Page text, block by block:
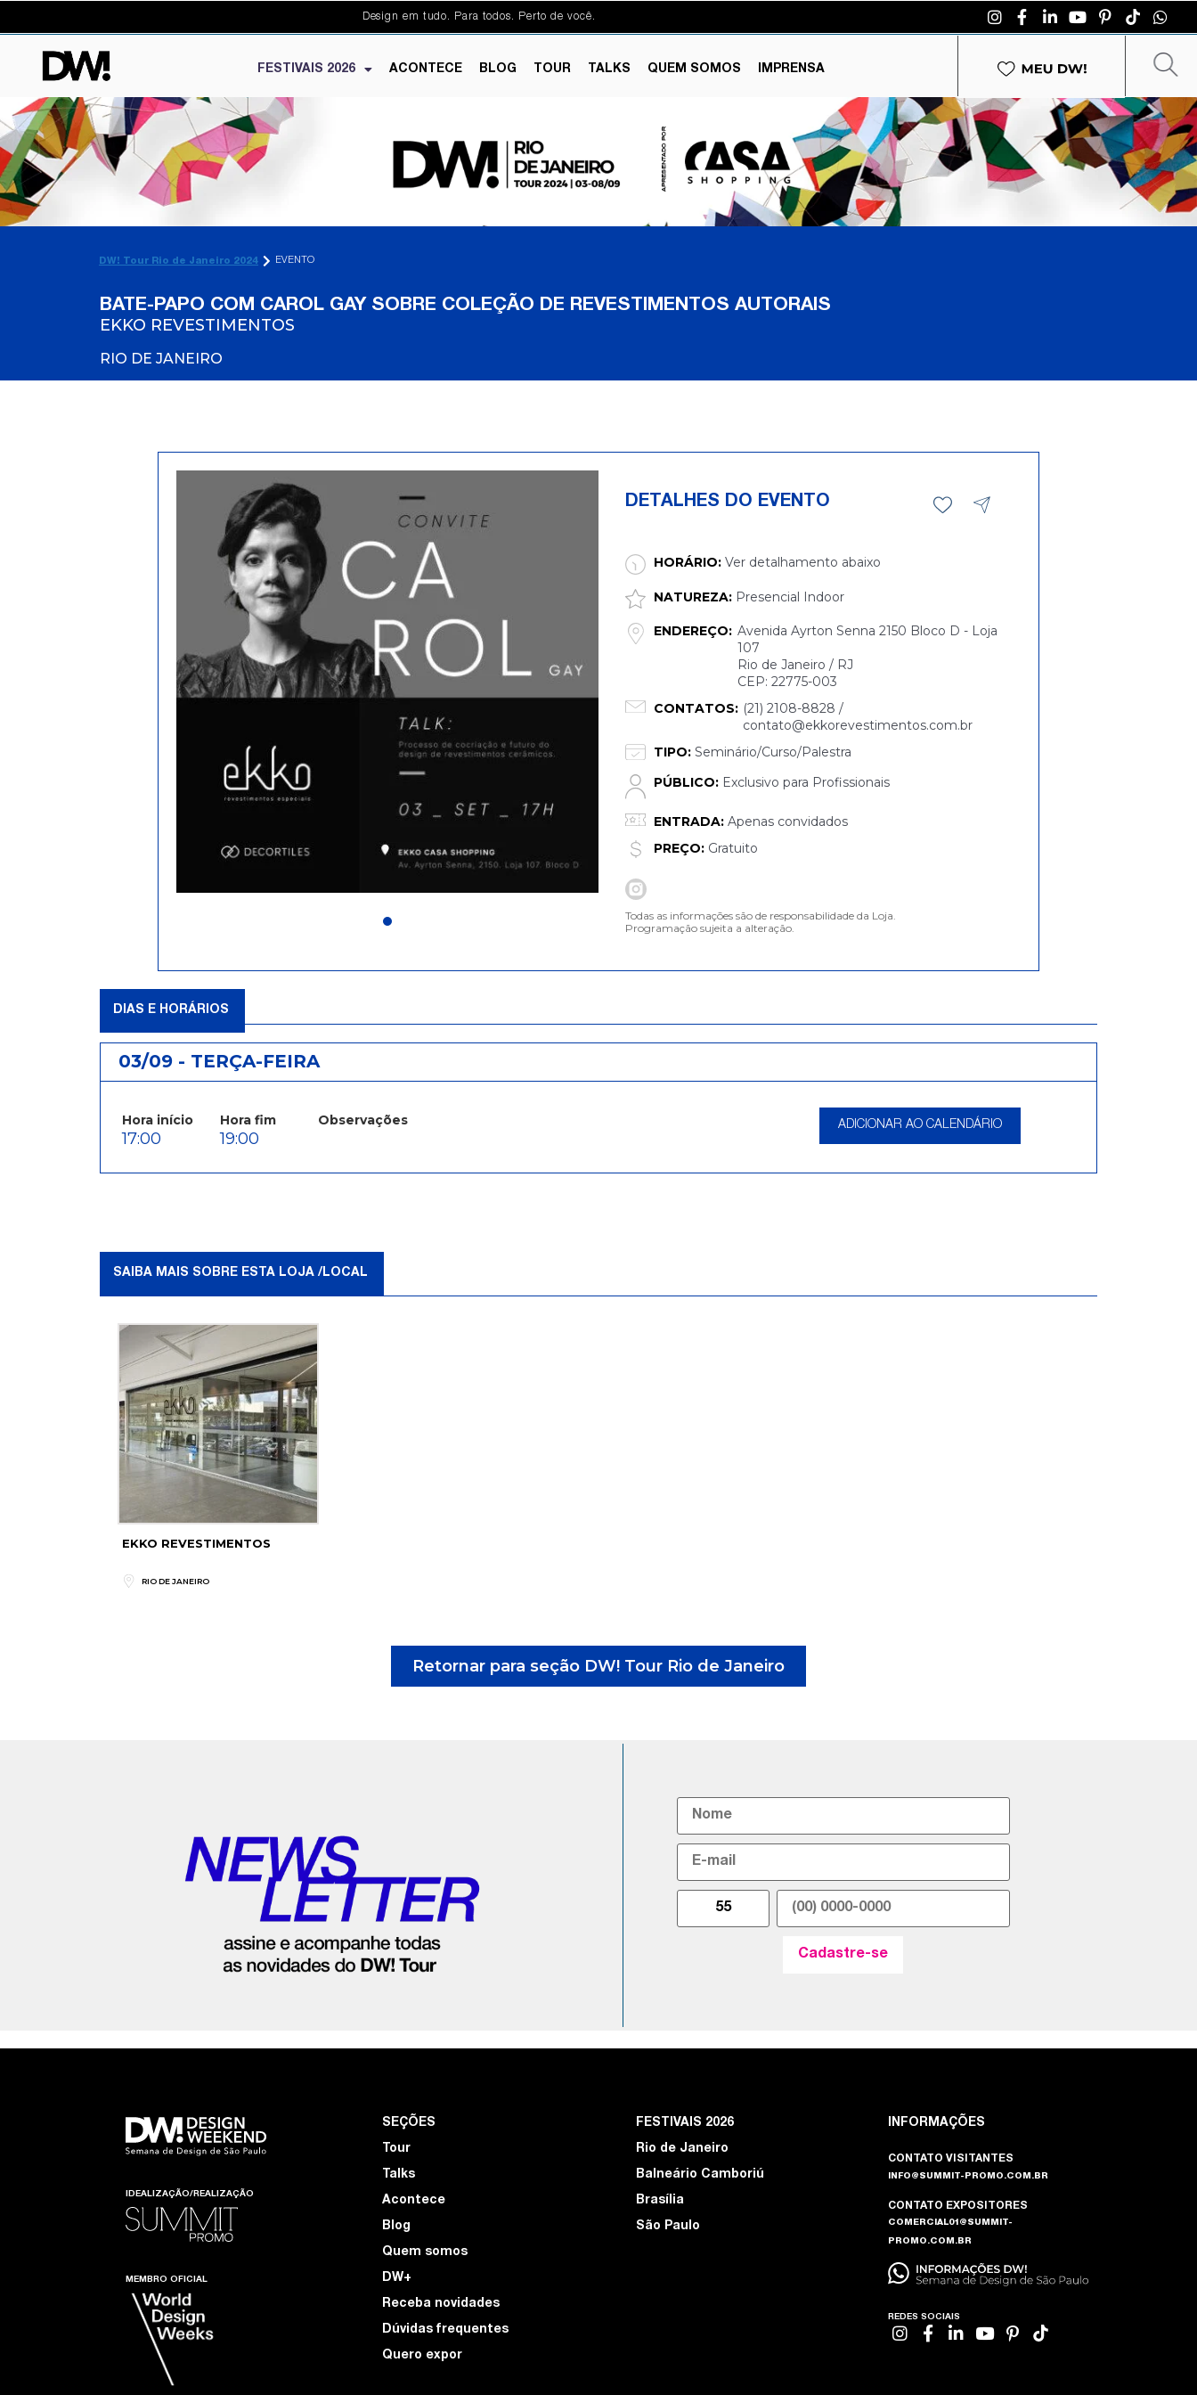
Design em tudo. Para todos. Perto de você.
FESTIVAIS 2026 ACONTECE BLOG TOUR TALKS QUEM SOMOS IMPRENSA
DW! Tour Rio de Janeiro 2024 EVENTO
BATE-PAPO COM CAROL GAY SOBRE COLEÇÃO DE REVESTIMENTOS AUTORAIS
EKKO REVESTIMENTOS
RIO DE JANEIRO
DETALHES DO EVENTO
HORÁRIO: Ver detalhamento abaixo
NATUREZA: Presencial Indoor
ENDEREÇO: Avenida Ayrton Senna 2150 Bloco D - Loja
107
Rio de Janeiro / RJ
CEP: 22775-003
CONTATOS: (21) 2108-8828 /
contato@ekkorevestimentos.com.br
TIPO: Seminário/Curso/Palestra
PÚBLICO: Exclusivo para Profissionais
ENTRADA: Apenas convidados
PREÇO: Gratuito
Todas as informações são de responsabilidade da Loja.
Programação sujeita a alteração.
DIAS E HORÁRIOS
03/09 - TERÇA-FEIRA
Hora início Hora fim Observações
17:00 19:00
ADICIONAR AO CALENDÁRIO
SAIBA MAIS SOBRE ESTA LOJA /LOCAL
EKKO REVESTIMENTOS
RIO DE JANEIRO
Retornar para seção DW! Tour Rio de Janeiro
IDEALIZAÇÃO/REALIZAÇÃO
MEMBRO OFICIAL
SEÇÕES
Tour
Talks
Acontece
Blog
Quem somos
DW+
Receba novidades
Dúvidas frequentes
Quero expor
FESTIVAIS 2026
Rio de Janeiro
Balneário Camboriú
Brasília
São Paulo
INFORMAÇÕES
CONTATO VISITANTES
INFO@SUMMIT-PROMO.COM.BR
CONTATO EXPOSITORES
COMERCIAL01@SUMMIT-
PROMO.COM.BR
REDES SOCIAIS